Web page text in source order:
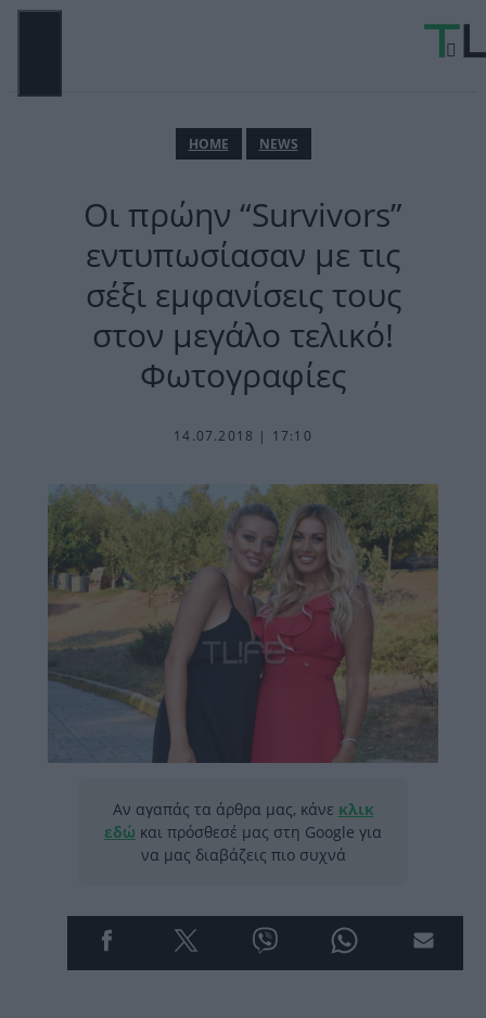
Μετάβαση
ΗΟΜΕ NEWS
Οι πρώην “Survivors”
εντυπωσίασαν με τις
σέξι εμφανίσεις τους
στον μεγάλο τελικό!
Φωτογραφίες
14.07.2018 | 17:10
Αν αγαπάς τα άρθρα μας, κάνε κλικ
εδώ και πρόσθεσέ μας στη Google για
να μας διαβάζεις πιο συχνά